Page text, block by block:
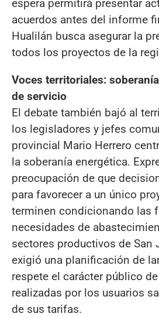
espera permitirá presentar
acuerdos antes del informe
Hualilán busca asegurar la
todos los proyectos de la
Voces territoriales:
de servicio
El debate también bajó al
los legisladores y jefes
provincial Mario Herrero
la soberanía energética.
preocupación de que
para favorecer a un único
terminen condicionando las
necesidades de
sectores productivos de San
exigió una planificación de
respete el carácter público
realizadas por los usuarios
de sus tarifas.